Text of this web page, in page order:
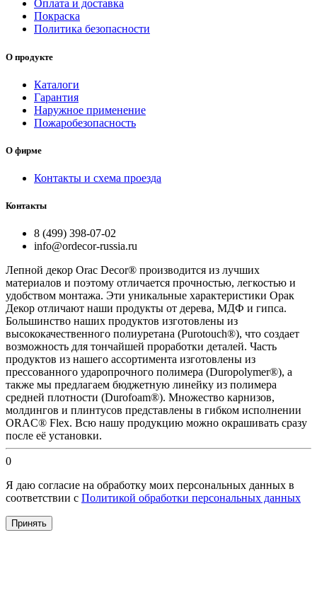
Оплата и доставка
Покраска
Политика безопасности
О продукте
Каталоги
Гарантия
Наружное применение
Пожаробезопасность
О фирме
Контакты и схема проезда
Контакты
8 (499) 398-07-02
info@ordecor-russia.ru
Лепной декор Orac Decor® производится из лучших
материалов и поэтому отличается прочностью, легкостью и
удобством монтажа. Эти уникальные характеристики Орак
Декор отличают наши продукты от дерева, МДФ и гипса.
Большинство наших продуктов изготовлены из
высококачественного полиуретана (Purotouch®), что создает
возможность для тончайшей проработки деталей. Часть
продуктов из нашего ассортимента изготовлены из
прессованного ударопрочного полимера (Duropolymer®), а
также мы предлагаем бюджетную линейку из полимера
средней плотности (Durofoam®). Множество карнизов,
молдингов и плинтусов представлены в гибком исполнении
ORAC® Flex. Всю нашу продукцию можно окрашивать сразу
после её установки.
0
Я даю согласие на обработку моих персональных данных в
соответствии с Политикой обработки персональных данных
Принять